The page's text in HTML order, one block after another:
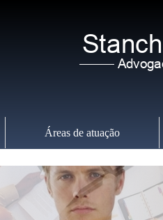
Áreas de atuação